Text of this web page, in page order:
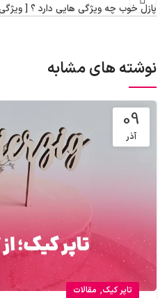
پازل خوب چه ویژگی هایی دارد ؟ [
نوشته های مشابه
09
آذر
تاپر کیک, مقالات